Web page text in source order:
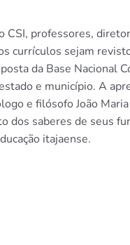
professores,
currículos sejam
da Base Nacional
e município. A
e filósofo João
dos saberes de seus
itajaense.